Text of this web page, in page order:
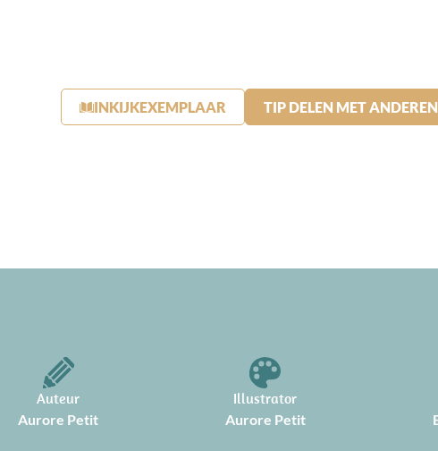
INKIJKEXEMPLAAR TIP DELEN MET ANDEREN
Auteur
Aurore Petit
Illustrator
Aurore Petit